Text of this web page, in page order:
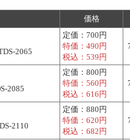
価格
2065
定価： 700円
特価： 490円
税込： 539円
2085
定価： 800円
特価： 560円
税込： 616円
2110
定価： 880円
特価： 620円
税込： 682円